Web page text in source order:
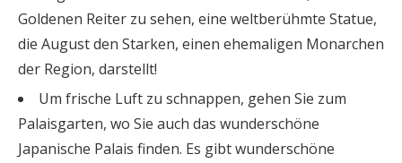
Goldenen Reiter zu sehen, eine weltberühmte Statue,
die August den Starken, einen ehemaligen Monarchen
der Region, darstellt!
Um frische Luft zu schnappen, gehen Sie zum
Palaisgarten, wo Sie auch das wunderschöne
Japanische Palais finden. Es gibt wunderschöne